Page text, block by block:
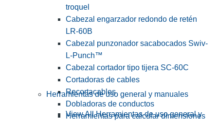
troquel
Cabezal engarzador redondo de retén
LR-60B
Cabezal punzonador sacabocados Swiv-
L-Punch™
Cabezal cortador tipo tijera SC-60C
Cortadoras de cables
Recortacables
Dobladoras de conductos
Herramientas para calcular dimensiones
Herramientas de uso general y manuales
View All Herramientas de uso general y